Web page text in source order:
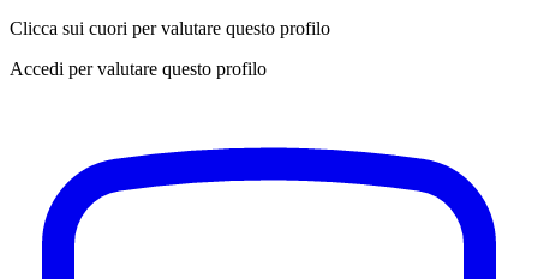
Clicca sui cuori per valutare questo profilo
Accedi per valutare questo profilo